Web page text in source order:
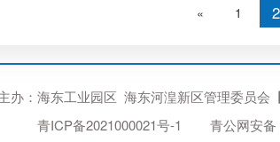
« 1 2
办：海东工业园区 海东河湟新区管理委员会
青ICP备2021000021号-1
青公网安备